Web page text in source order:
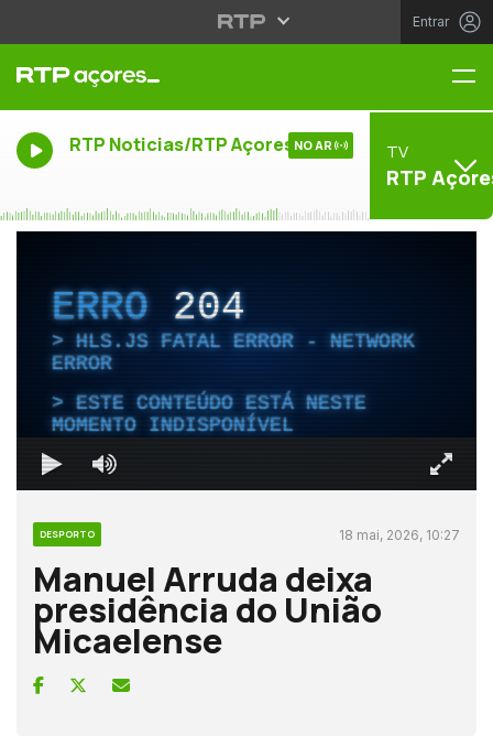
Entrar
RTP Noticias/RTP Açores NO AR TV
RTP
ERRO204
HLS.JS FATAL ERROR - NETWORK
ERROR
ESTE CONTEÚDO ESTÁ NESTE
MOMENTO INDISPONÍVEL
DESPORTO 18 mai, 2026, 10:27
Manuel Arruda deixa
presidência do União
Micaelense